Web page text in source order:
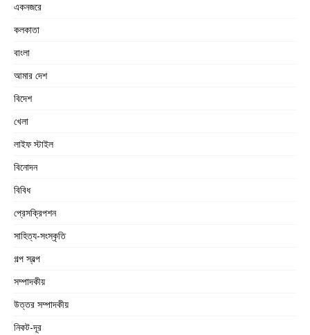
একনজরে
কলকাতা
বাংলা
আমার দেশ
বিদেশ
খেলা
লাইফ স্টাইল
বিনোদন
বিবিধ
প্রেসক্রিপশন
সাহিত্য-সংস্কৃতি
গল্প স্বল্প
সম্পাদকীয়
উত্তর সম্পাদকীয়
নিকট-দূর